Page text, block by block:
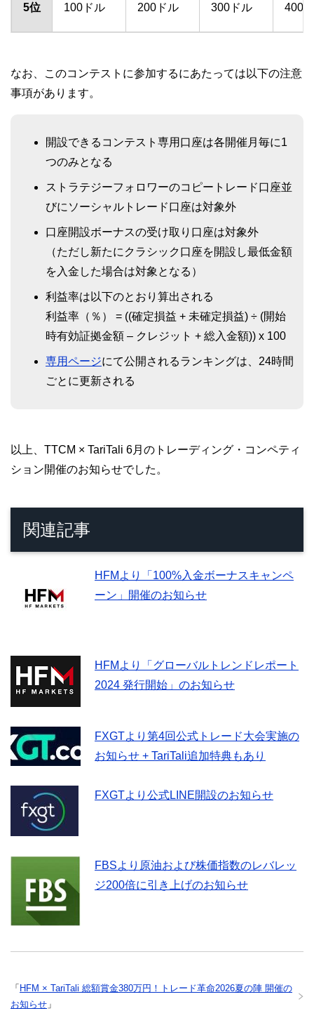
5位 100ドル 200ドル 300ドル 400
なお、このコンテストに参加するにあたっては以下の注意
事項があります。
開設できるコンテスト専用口座は各開催⽉毎に1
つのみとなる
ストラテジーフォロワーのコピートレード⼝座並
びにソーシャルトレード⼝座は対象外
⼝座開設ボーナスの受け取り⼝座は対象外
（ただし新たにクラシック⼝座を開設し最低⾦額
を⼊⾦した場合は対象となる）
利益率は以下のとおり算出される
利益率（％） = ((確定損益 + 未確定損益) ÷ (開始
時有効証拠⾦額 – クレジット + 総⼊⾦額)) x 100
専用ページにて公開されるランキングは、24時間
ごとに更新される
以上、TTCM × TariTali 6月のトレーディング・コンペティ
ション開催のお知らせでした。
関連記事
HFMより「100%入金ボーナスキャンペ
ーン」開催のお知らせ
HFMより「グローバルトレンドレポート
2024 発行開始」のお知らせ
FXGTより第4回公式トレード大会実施の
お知らせ + TariTali追加特典もあり
FXGTより公式LINE開設のお知らせ
FBSより原油および株価指数のレバレッ
ジ200倍に引き上げのお知らせ
「 HFM × TariTali 総額賞金380万円！トレード革命2026夏の陣 開催の
お知らせ 」